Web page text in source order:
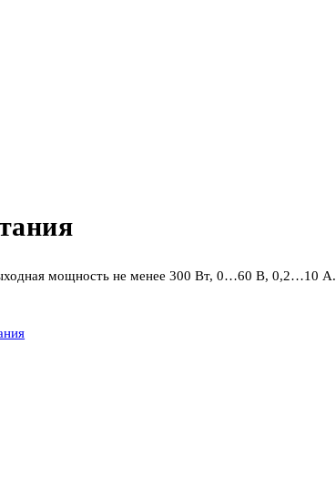
мощность не менее 300 Вт, 0…60 В, 0,2…10 А.